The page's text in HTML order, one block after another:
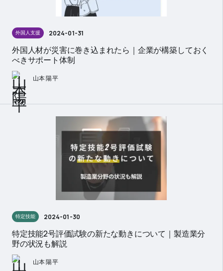
外国人支援 2024-01-31
外国人材が災害に巻き込まれたら｜企業が構築しておく
べきサポート体制
山本 陽平
特定技能 2024-01-30
特定技能2号評価試験の新たな動きについて｜製造業分
野の状況も解説
山本 陽平